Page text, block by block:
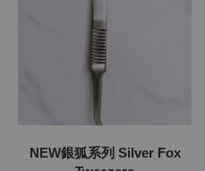
NEW銀狐系列 Silver Fox